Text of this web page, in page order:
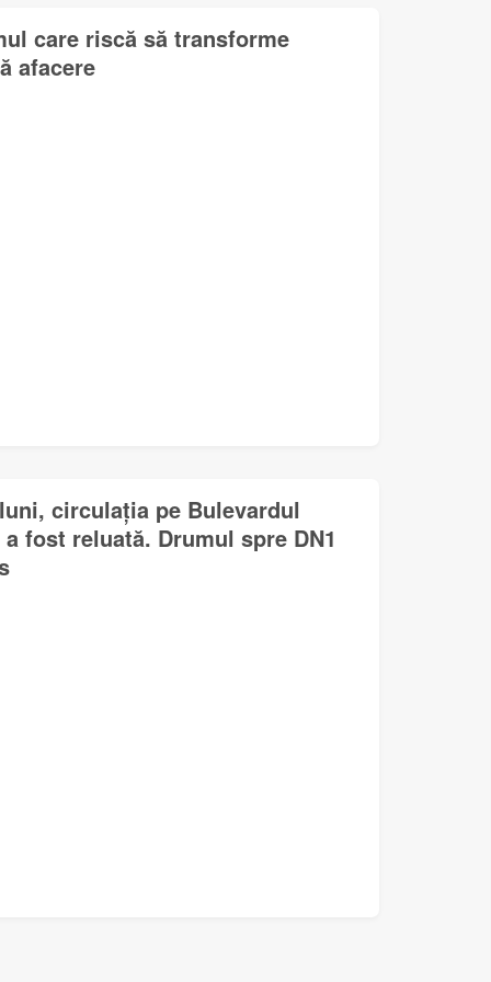
care riscă să transforme
afacere
circulația pe Bulevardul
fost reluată. Drumul spre DN1